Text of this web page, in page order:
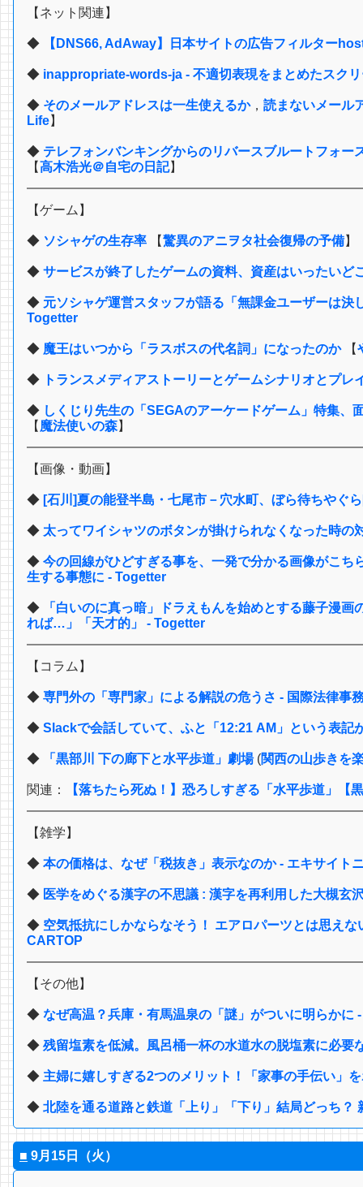
【ネット関連】
◆ 【DNS66, AdAway】日本サイトの広告フィルター
◆ inappropriate-words-ja - 不適切表現をまとめたスク
◆ そのメールアドレスは一生使えるか， 読まないメール
Life】
◆ テレフォンバンキングからのリバースブルートフォ
【高木浩光＠自宅の日記】
【ゲーム】
◆ ソシャゲの生存率 【驚異のアニヲタ社会復帰の予備】
◆ サービスが終了したゲームの資料、資産はいったいど
◆ 元ソシャゲ運営スタッフが語る「無課金ユーザーは
Togetter
◆ 魔王はいつから「ラスボスの代名詞」になったのか【
◆ トランスメディアストーリーとゲームシナリオとプレ
◆ しくじり先生の「SEGAのアーケードゲーム」特集、
【 魔法使いの森】
【画像・動画】
◆ [石川]夏の能登半島・七尾市－穴水町、ぼら待ちやぐ
◆ 太ってワイシャツのボタンが掛けられなくなった時の
◆ 今の回線がひどすぎる事を、一発で分かる画像がこ
生する事態に - Togetter
◆
「白いのに真っ暗」ドラえもんを始めとする藤子漫
れば…」「天才的」 - Togetter
【コラム】
◆ 専門外の「専門家」による解説の危うさ - 国際法律事
◆ Slackで会話していて、ふと「12:21 AM」という表記
◆ 「黒部川 下の廊下と水平歩道」劇場(関西の山歩きを
関連： 【落ちたら死ぬ！】恐ろしすぎる「水平歩道」【
【雑学】
◆ 本の価格は、なぜ「税抜き」表示なのか - エキサイト
◆ 医学をめぐる漢字の不思議 : 漢字を再利用した大槻玄
◆ 空気抵抗にしかならなそう！ エアロパーツとは思え
CARTOP
【その他】
◆ なぜ高温？兵庫・有馬温泉の「謎」がついに明らかに
◆ 残留塩素を低減。風呂桶一杯の水道水の脱塩素に必要
◆ 主婦に嬉しすぎる2つのメリット！「家事の手伝い」
◆ 北陸を通る道路と鉄道「上り」「下り」結局どっち
■ 9月15日（火）